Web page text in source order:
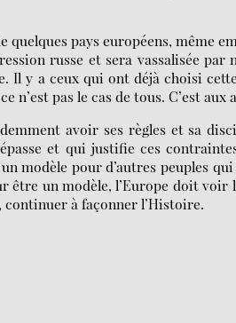
quelques pays européens, même
russe et sera vassalisée
Il y a ceux qui ont déjà choisi
n’est pas le cas de tous. C’est aux
avoir ses règles et sa
et qui justifie ces
modèle pour d’autres peuples
être un modèle, l’Europe doit
à façonner l’Histoire.